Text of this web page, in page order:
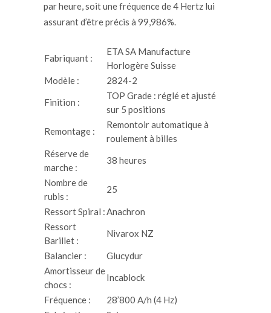
par heure, soit une fréquence de 4 Hertz lui
assurant d’être précis à 99,986%.
Fabriquant :
ETA SA Manufacture
Horlogère Suisse
Modèle :
2824-2
Finition :
TOP Grade : réglé et ajusté
sur 5 positions
Remontage :
Remontoir automatique à
roulement à billes
Réserve de
marche :
38 heures
Nombre de
rubis :
25
Ressort Spiral :Anachron
Ressort
Barillet :
Nivarox NZ
Balancier :
Glucydur
Amortisseur de
chocs :
Incablock
Fréquence :
28’800 A/h (4 Hz)